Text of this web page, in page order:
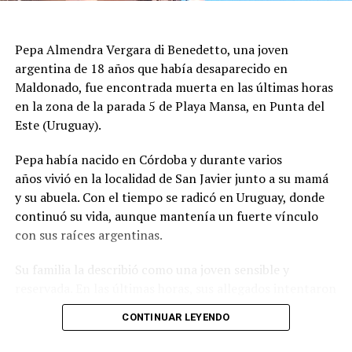
zona.
El ministro de Protección Civil, Nello Musumeci, advirtió
sobre la continuidad de la actividad sísmica y señaló que
“nuevos eventos de magnitud superior a 3 podrían
las autoridades locales, que mantienen el monitoreo
para detectar réplicas y coordinar asistencia donde haga
falta.
INGV confirmó los datos del sismo y la poca
profundidad, factores que explican por qué el terremoto
Pepa Almendra Vergara di Benedetto, una joven
argentina de 18 años que había desaparecido en
Maldonado, fue encontrada muerta en las últimas horas
en la zona de la parada 5 de Playa Mansa, en Punta del
Este (Uruguay).
Pepa había nacido en Córdoba y durante varios
años vivió en la localidad de San Javier junto a su mamá
y su abuela. Con el tiempo se radicó en Uruguay, donde
continuó su vida, aunque mantenía un fuerte vínculo
con sus raíces argentinas.
reconstruir qué pasó durante el lunes, cuando perdieron
contacto con ella y comenzó una búsqueda que terminó
CONTINUAR LEYENDO